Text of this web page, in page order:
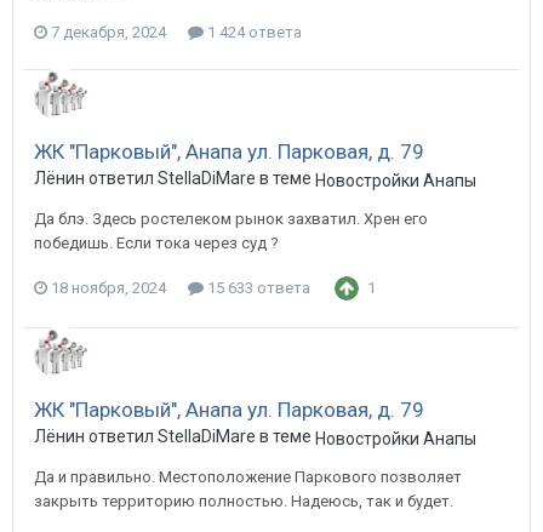
7 декабря, 2024 1 424 ответа
ЖК "Парковый", Анапа ул. Парковая, д. 79
Лёнин ответил StellaDiMare в теме Новостройки Анапы
Да блэ. Здесь ростелеком рынок захватил. Хрен его
победишь. Если тока через суд ?
18 ноября, 2024 15 633 ответа 1
ЖК "Парковый", Анапа ул. Парковая, д. 79
Лёнин ответил StellaDiMare в теме Новостройки Анапы
Да и правильно. Местоположение Паркового позволяет
закрыть территорию полностью. Надеюсь, так и будет.